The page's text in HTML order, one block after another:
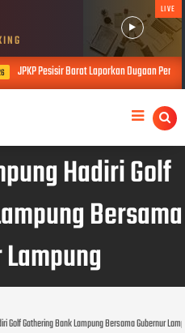
LIVE
JPKP Pesisir Barat Laporkan Dugaan
Hadiri Golf
Bersama
Golf Gathering Bank Lampung Bersama Gubernur